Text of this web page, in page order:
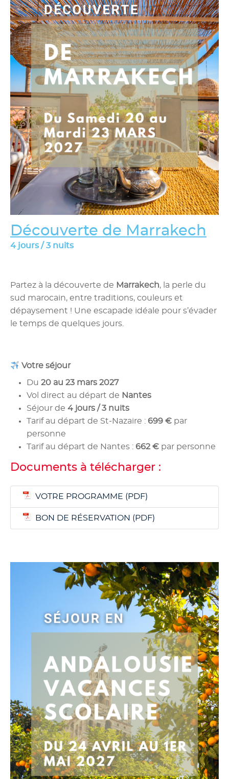
Découverte de Marrakech
4 jours / 3 nuits
Partez à la découverte de Marrakech, la perle du
sud marocain, entre traditions, couleurs et
dépaysement ! Une escapade idéale pour s’évader
le temps de quelques jours.
Votre séjour
Du 20 au 23 mars 2027
Vol direct au départ de Nantes
Séjour de 4 jours / 3 nuits
Tarif au départ de St-Nazaire : 699 € par
personne
Tarif au départ de Nantes : 662 € par personne
Documents à télécharger :
VOTRE PROGRAMME
BON DE RÉSERVATION